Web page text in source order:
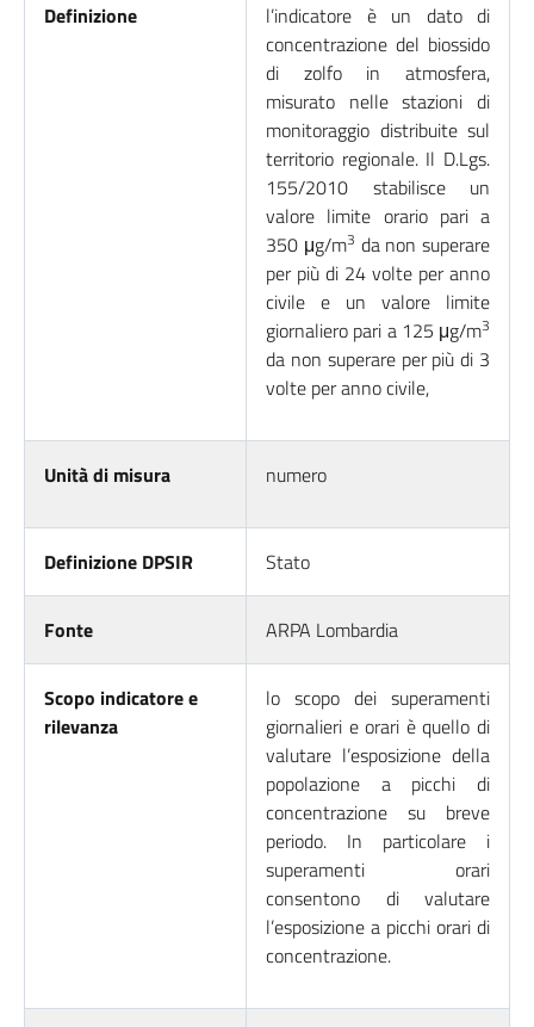
Definizione
l’indicatore è un dato di
concentrazione del biossido
di zolfo in atmosfera,
misurato nelle stazioni di
monitoraggio distribuite sul
territorio regionale. Il D.Lgs.
155/2010 stabilisce un
valore limite orario pari a
350 μg/m3 da non superare
per più di 24 volte per anno
civile e un valore limite
giornaliero pari a 125 μg/m3
da non superare per più di 3
volte per anno civile,
Unità di misura numero
Definizione DPSIR Stato
Fonte ARPA Lombardia
Scopo indicatore e
rilevanza
lo scopo dei superamenti
giornalieri e orari è quello di
valutare l’esposizione della
popolazione a picchi di
concentrazione su breve
periodo. In particolare i
superamenti orari
consentono di valutare
l’esposizione a picchi orari di
concentrazione.